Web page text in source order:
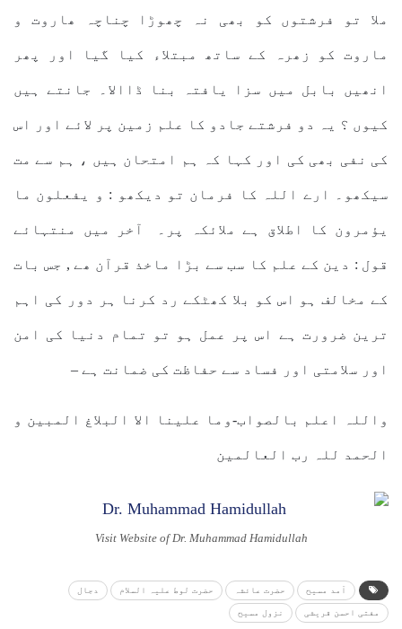
ملا تو فرشتوں کو بھی نہ چھوڑا چناچہ ھاروت و
ماروت کو زھرہ کے ساتھ مبتلاء کیا گیا اور پھر
انھیں بابل میں سزا یافتہ بنا ڈاالا۔ جانتے ہیں
کیوں ؟ یہ دو فرشتے جادو کا علم زمین پر لائے اور اس
کی نفی بھی کی اور کہا کہ ہم امتحان ہیں ، ہم سے مت
سیکھو۔ ارے اللہ کا فرمان تو دیکھو : و یفعلون ما
یؤمرون کا اطلاق ہے ملائکہ پر۔ آخر میں منتہائے
قول : دین کے علم کا سب سے بڑا ماخذ قرآن ھے , جس بات
کے مخالف ہو اس کو بلا کھٹکے رد کرنا ہر دور کی اہم
ترین ضرورت ہے اس پر عمل ہو تو تمام دنیا کی امن
اور سلامتی اور فساد سے حفاظت کی ضمانت ہے –
واللہ اعلم بالصواب-وما علینا الا البلاغ المبین و
الحمد للہ رب العالمین
Visit Website of Dr. Muhammad Hamidullah
آمد مسیح حضرت عائشہ حضرت لوط علیہ السلام دجال
مفتی احسن قریشی نزول مسیح